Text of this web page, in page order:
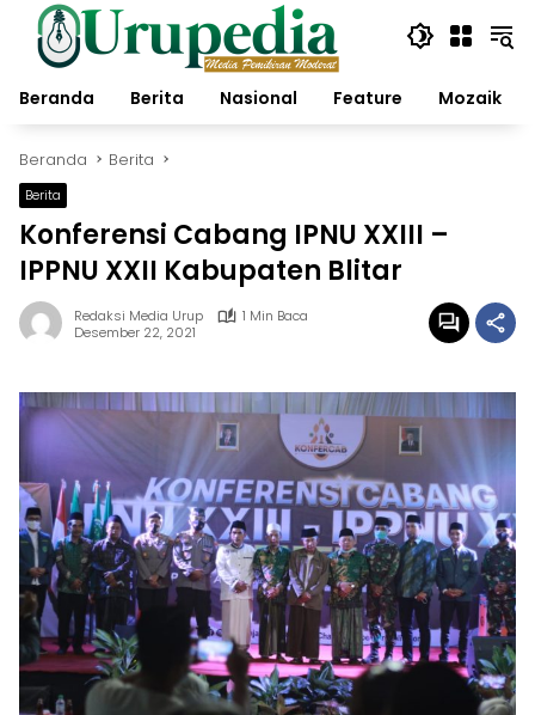
Langsung
konten
Beranda
Berita Nasional Feature Mozaik
Beranda Berita
Berita
Konferensi Cabang IPNU XXIII –
IPPNU XXII Kabupaten Blitar
Redaksi Media Urup
1 Min Baca
Desember 22, 2021